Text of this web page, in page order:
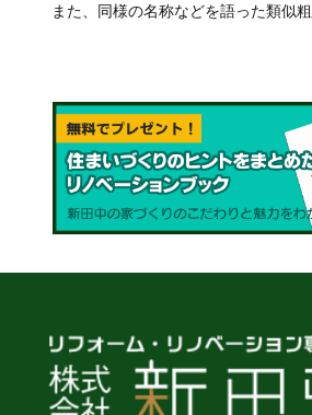
また、同様の名称などを語った類似